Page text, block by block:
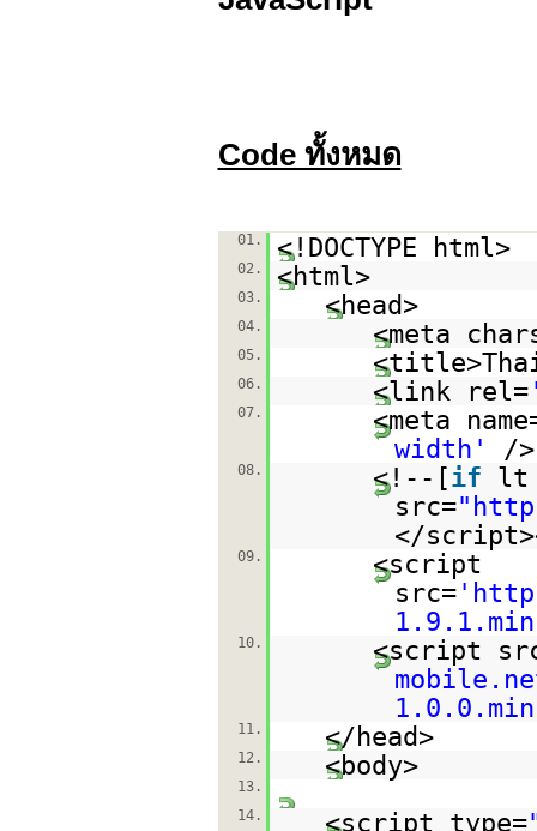
Code ทั้งหมด
01. <!DOCTYPE html>
02. <html>
03. <head>
04. <meta
05.
06. <link rel=
07.
<meta
width'
/>
08. <!--[if lt
src="
</
09.
<script
src='
10.
<script
11. </head>
12. <body>
13.
14.
<script type=